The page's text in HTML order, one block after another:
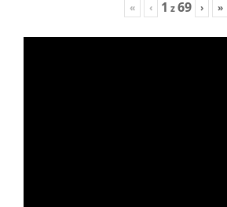
« ‹ 1 z69 › »